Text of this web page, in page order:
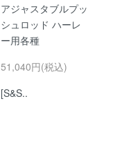
アジャスタブルプッ
シュロッド ハーレ
ー用各種
51,040円(税込)
[S&S..